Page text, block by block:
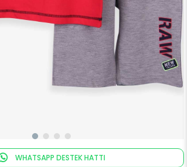
WHATSAPP DESTEK HATTI